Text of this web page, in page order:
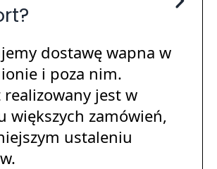
dostawę wapna w
i poza nim.
jest w
większych zamówień,
ustaleniu